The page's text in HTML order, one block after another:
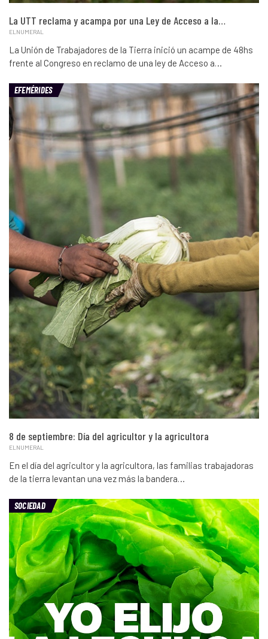
La UTT reclama y acampa por una Ley de Acceso a la…
ELNUMERAL
La Unión de Trabajadores de la Tierra inició un acampe de 48hs
frente al Congreso en reclamo de una ley de Acceso a…
EFEMÉRIDES
8 de septiembre: Día del agricultor y la agricultora
ELNUMERAL
En el día del agricultor y la agricultora, las familias trabajadoras
de la tierra levantan una vez más la bandera…
SOCIEDAD